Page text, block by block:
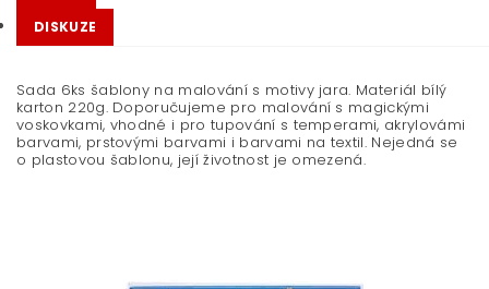
DISKUZE
Sada 6ks šablony na malování s motivy jara. Materiál bílý
karton 220g. Doporučujeme pro malování s magickými
voskovkami, vhodné i pro tupování s temperami, akrylovámi
barvami, prstovými barvami i barvami na textil. Nejedná se
o plastovou šablonu, její životnost je omezená.